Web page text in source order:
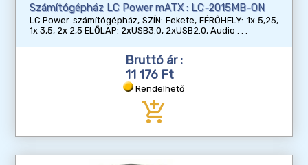
Számítógépház LC Power mATX : LC-2015MB-ON
LC Power számítógépház, SZÍN: Fekete, FÉRŐHELY: 1x 5,25,
1x 3,5, 2x 2,5 ELŐLAP: 2xUSB3.0, 2xUSB2.0, Audio
Bruttó ár :
11 176 Ft
Rendelhető
add_shopping_cart